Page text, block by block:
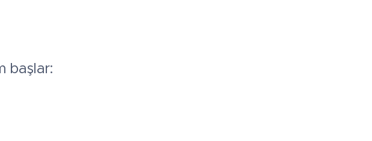
başlar: